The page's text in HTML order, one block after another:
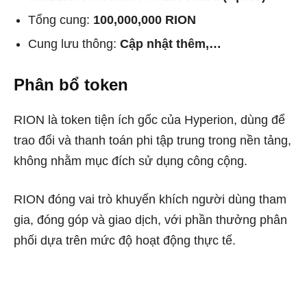
Tổng cung: 100,000,000 RION
Cung lưu thông: Cập nhật thêm,…
Phân bổ token
RION là token tiện ích gốc của Hyperion, dùng để
trao đổi và thanh toán phi tập trung trong nền tảng,
không nhằm mục đích sử dụng công cộng.
RION đóng vai trò khuyến khích người dùng tham
gia, đóng góp và giao dịch, với phần thưởng phân
phối dựa trên mức độ hoạt động thực tế.